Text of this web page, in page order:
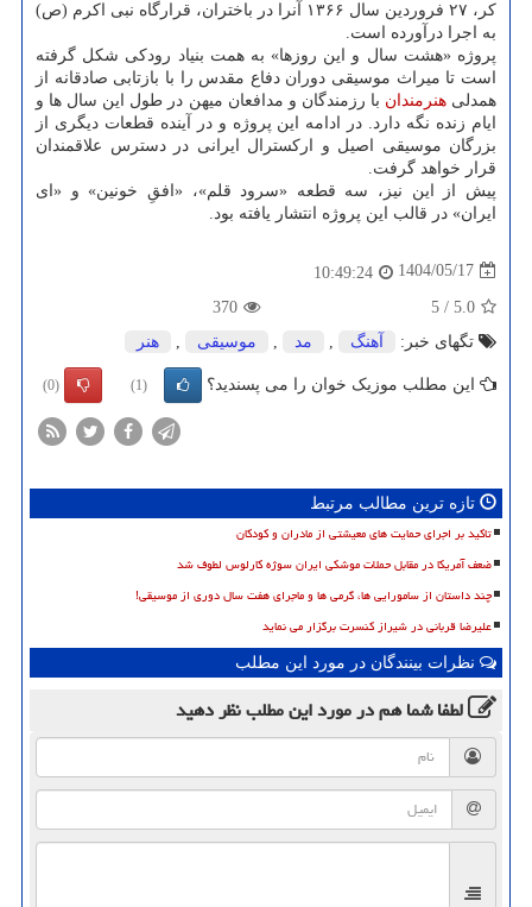
کر، ۲۷ فروردین سال ۱۳۶۶ آنرا در باختران، قرارگاه نبی اکرم (ص)
به اجرا درآورده است.
پروژه «هشت سال و این روزها» به همت بنیاد رودکی شکل گرفته
است تا میراث موسیقی دوران دفاع مقدس را با بازتابی صادقانه از
همدلیهنرمندان با رزمندگان و مدافعان میهن در طول این سال ها و
ایام زنده نگه دارد. در ادامه این پروژه و در آینده قطعات دیگری از
بزرگان موسیقی اصیل و ارکسترال ایرانی در دسترس علاقمندان
قرار خواهد گرفت.
پیش از این نیز، سه قطعه «سرود قلم»، «افقِ خونین» و «ای
ایران» در قالب این پروژه انتشار یافته بود.
1404/05/17
10:49:24
5.0
/
5
370
تگهای خبر:
آهنگ مد موسیقی هنر
این مطلب موزیک خوان را می پسندید؟ (1)
(0)
تازه ترین مطالب مرتبط
تاکید بر اجرای حمایت های معیشتی از مادران و کودکان
ضعف آمریکا در مقابل حملات موشکی ایران سوژه کارلوس لطوف شد
چند داستان از سامورایی ها، گرمی ها و ماجرای هفت سال دوری از موسیقی!
علیرضا قربانی در شیراز کنسرت برگزار می نماید
نظرات بینندگان در مورد این مطلب
لطفا شما همدر مورد این مطلبنظر دهید